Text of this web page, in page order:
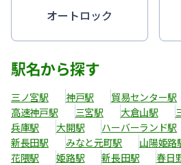
オートロック
駅名から探す
三ノ宮駅 神戸駅 貿易センター駅
高速神戸駅
三宮駅 大倉山駅
兵庫駅
大開駅 ハーバーランド駅
新長田駅
みなと元町駅 山陽姫路
花隈駅
姫路駅 新長田駅 春日